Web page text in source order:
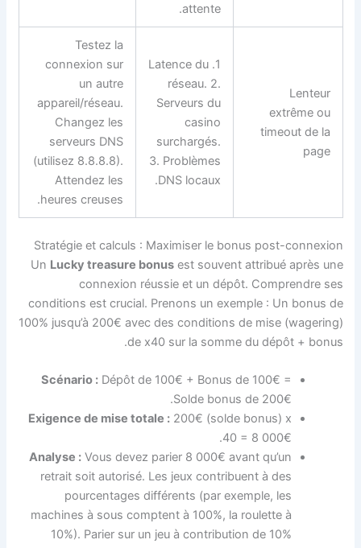
attente.
Lenteur
extrême ou
timeout de la
page
1. Latence du
réseau. 2.
Serveurs du
casino
surchargés.
3. Problèmes
DNS locaux.
Testez la
connexion sur
un autre
appareil/réseau.
Changez les
serveurs DNS
(utilisez 8.8.8.8).
Attendez les
heures creuses.
Stratégie et calculs : Maximiser le bonus post-connexion
Un Lucky treasure bonusest souvent attribué après une
connexion réussie et un dépôt. Comprendre ses
conditions est crucial. Prenons un exemple : Un bonus de
100% jusqu’à 200€ avec des conditions de mise (wagering)
de x40 sur la somme du dépôt + bonus.
Scénario :Dépôt de 100€ + Bonus de 100€ =
Solde bonus de 200€.
Exigence de mise totale :200€ (solde bonus) x
40 = 8 000€.
Analyse :Vous devez parier 8 000€ avant qu’un
retrait soit autorisé. Les jeux contribuent à des
pourcentages différents (par exemple, les
machines à sous comptent à 100%, la roulette à
10%). Parier sur un jeu à contribution de 10%